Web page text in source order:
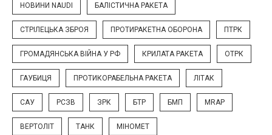
НОВИНИ NAUDI БАЛІСТИЧНА РАКЕТА
СТРІЛЕЦЬКА ЗБРОЯ ПРОТИРАКЕТНА ОБОРОНА ПТРК
ГРОМАДЯНСЬКА ВІЙНА У РФ КРИЛАТА РАКЕТА ОТРК
ГАУБИЦЯ ПРОТИКОРАБЕЛЬНА РАКЕТА ЛІТАК
САУ РСЗВ ЗРК БТР БМП MRAP
ВЕРТОЛІТ ТАНК МІНОМЕТ